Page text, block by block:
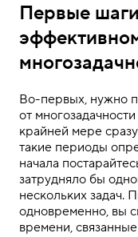
Первые
Во-первых, нужно
от
крайней мере
такие периоды
начала
затрудняло бы
нескольких задач.
одновременно, вы
времени,